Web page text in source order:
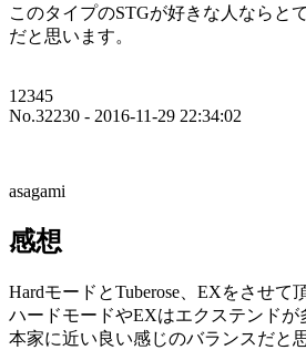
このタイプのSTGが好きな人ならと
だと思います。
12345
No.32230 - 2016-11-29 22:34:02
asagami
感想
HardモードとTuberose、EXをさせて
ハードモードやEXはエクステンドが
本家に近い良い感じのバランスだと